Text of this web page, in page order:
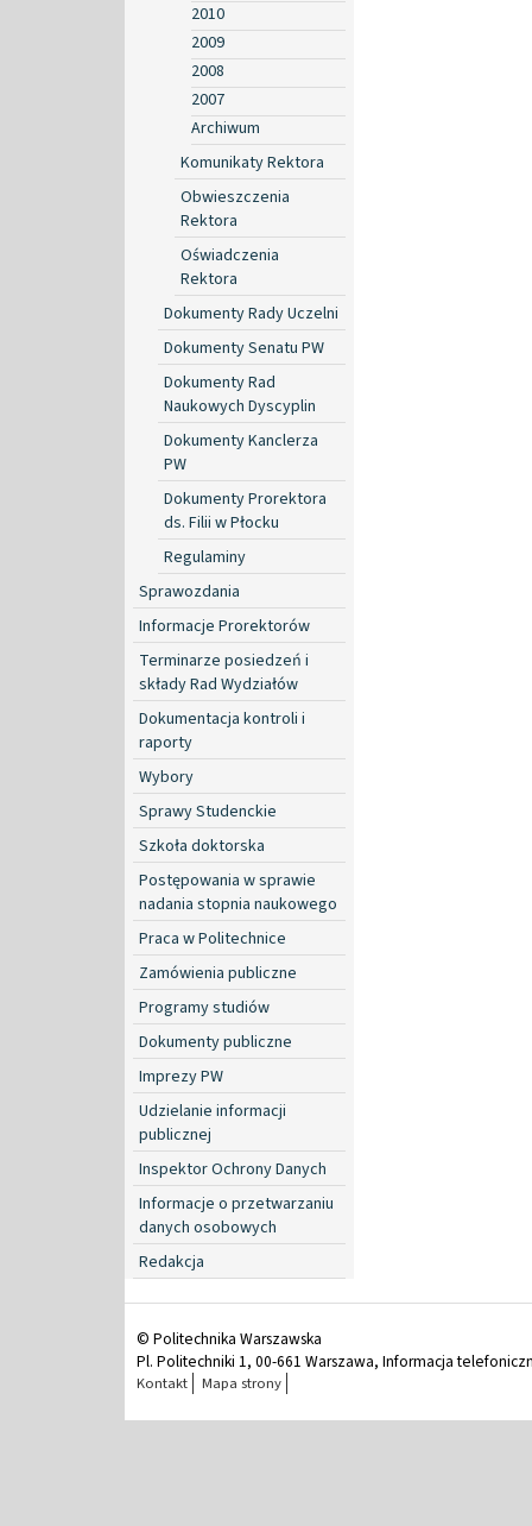
2010
2009
2008
2007
Archiwum
Komunikaty Rektora
Obwieszczenia
Rektora
Oświadczenia
Rektora
Dokumenty Rady Uczelni
Dokumenty Senatu PW
Dokumenty Rad
Naukowych Dyscyplin
Dokumenty Kanclerza
PW
Dokumenty Prorektora
ds. Filii w Płocku
Regulaminy
Sprawozdania
Informacje Prorektorów
Terminarze posiedzeń i
składy Rad Wydziałów
Dokumentacja kontroli i
raporty
Wybory
Sprawy Studenckie
Szkoła doktorska
Postępowania w sprawie
nadania stopnia naukowego
Praca w Politechnice
Zamówienia publiczne
Programy studiów
Dokumenty publiczne
Imprezy PW
Udzielanie informacji
publicznej
Inspektor Ochrony Danych
Informacje o przetwarzaniu
danych osobowych
Redakcja
© Politechnika Warszawska
Pl. Politechniki 1, 00-661 Warszawa, Informacja
Kontakt Mapa strony